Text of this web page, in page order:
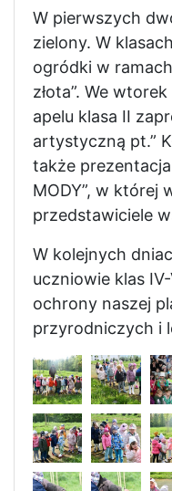
W pierwszych
zielony. W
ogródki w
złota”. We
apelu klasa II
artystyczną pt.”
także
MODY”, w której
przedstawiciele
W kolejnych
uczniowie klas
ochrony naszej
przyrodniczych i